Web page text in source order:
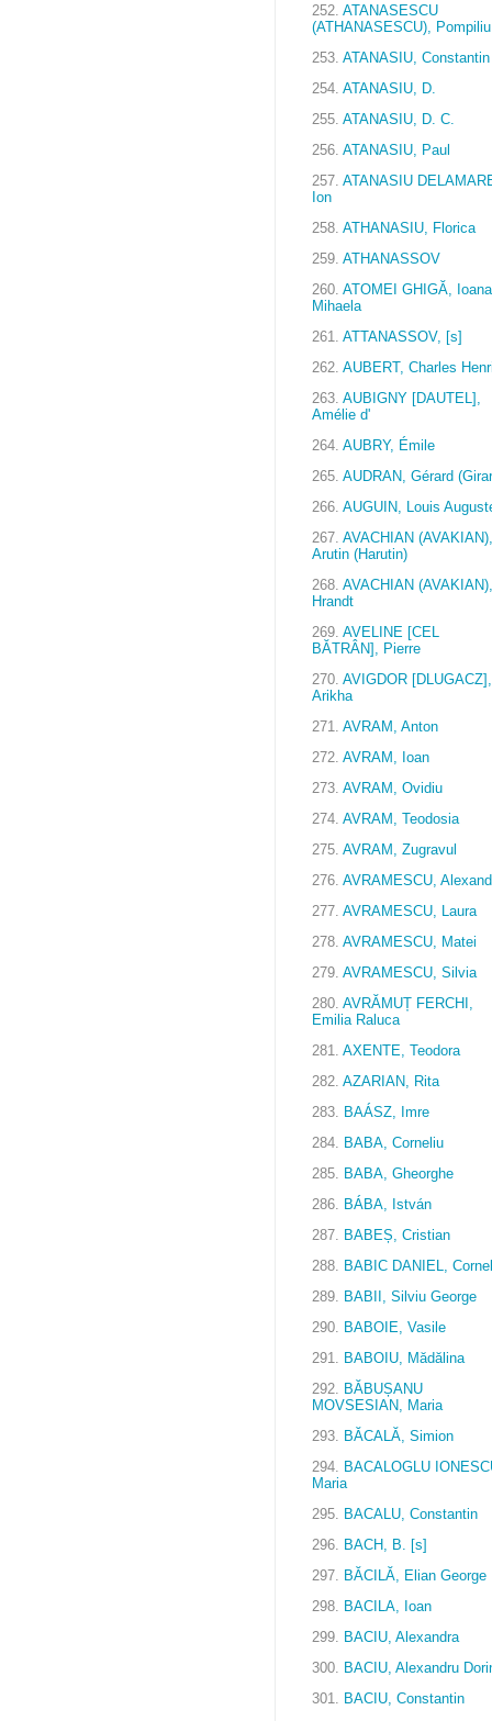
252. ATANASESCU
(ATHANASESCU),
253. ATANASIU, Constantin
254. ATANASIU, D.
255. ATANASIU, D. C.
256. ATANASIU, Paul
257. ATANASIU
Ion
258. ATHANASIU, Florica
259. ATHANASSOV
260. ATOMEI GHIGĂ, Ioana
Mihaela
261. ATTANASSOV, [s]
262. AUBERT, Charles
263. AUBIGNY [DAUTEL],
Amélie d'
264. AUBRY, Émile
265. AUDRAN, Gérard
266. AUGUIN, Louis
267. AVACHIAN (AVAKIAN),
Arutin (Harutin)
268. AVACHIAN (AVAKIAN),
Hrandt
269. AVELINE [CEL
BĂTRÂN], Pierre
270. AVIGDOR [DLUGACZ],
Arikha
271. AVRAM, Anton
272. AVRAM, Ioan
273. AVRAM, Ovidiu
274. AVRAM, Teodosia
275. AVRAM, Zugravul
276. AVRAMESCU,
277. AVRAMESCU, Laura
278. AVRAMESCU, Matei
279. AVRAMESCU, Silvia
280. AVRĂMUȚ FERCHI,
Emilia Raluca
281. AXENTE, Teodora
282. AZARIAN, Rita
283. BAÁSZ, Imre
284. BABA, Corneliu
285. BABA, Gheorghe
286. BÁBA, István
287. BABEȘ, Cristian
288. BABIC DANIEL,
289. BABII, Silviu George
290. BABOIE, Vasile
291. BABOIU, Mădălina
292. BĂBUȘANU
MOVSESIAN, Maria
293. BĂCALĂ, Simion
294. BACALOGLU
Maria
295. BACALU, Constantin
296. BACH, B. [s]
297. BĂCILĂ, Elian George
298. BACILA, Ioan
299. BACIU, Alexandra
300. BACIU, Alexandru
301. BACIU, Constantin